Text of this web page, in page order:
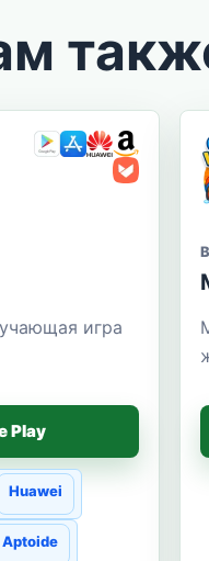
игра
Play
Huawei
Aptoide